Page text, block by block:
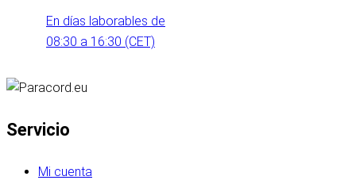
En días laborables de
08:30 a 16:30 (CET)
Servicio
Mi cuenta